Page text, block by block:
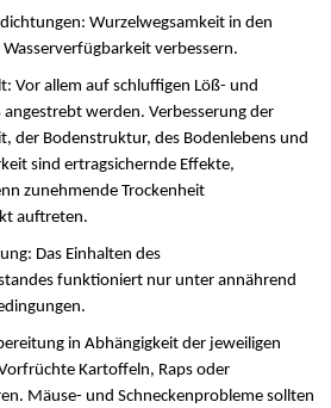
Wurzelwegsamkeit in den
verbessern.
Vor allem auf schluffigen Löß- und
werden. Verbesserung der
der Bodenstruktur, des Bodenlebens und
sind ertragsichernde Effekte,
zunehmende Trockenheit
auftreten.
Das Einhalten des
funktioniert nur unter annährend
in Abhängigkeit der jeweiligen
Kartoffeln, Raps oder
Mäuse- und Schneckenprobleme sollten